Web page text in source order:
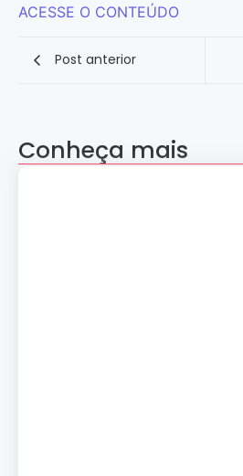
ACESSE O CONTEÚDO
Post anterior
Conheça mais